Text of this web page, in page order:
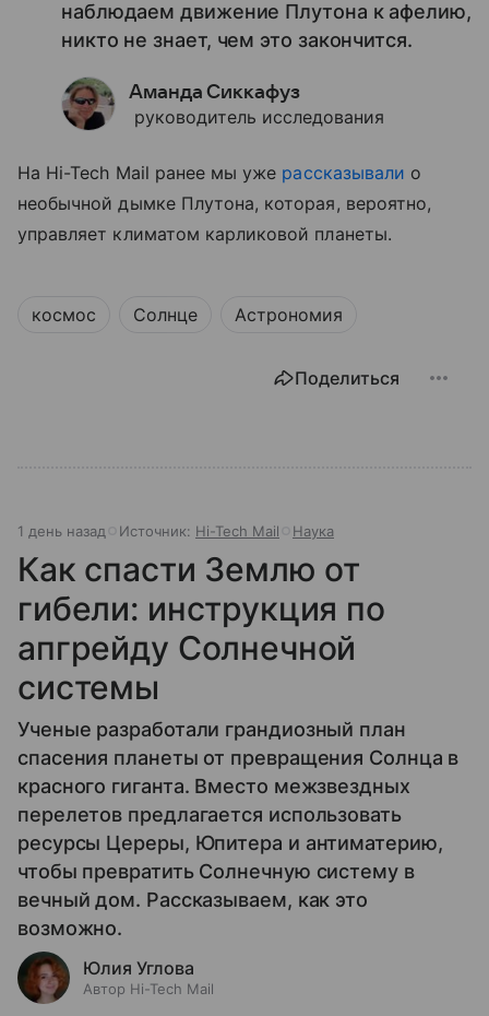
наблюдаем движение Плутона к афелию,
никто не знает, чем это закончится.
Аманда Сиккафуз
руководитель исследования
На Hi-Tech Mail ранее мы уже рассказывали о
необычной дымке Плутона, которая, вероятно,
управляет климатом карликовой планеты.
космос Солнце Астрономия
Поделиться
1 день назад Источник: Hi-Tech Mail Наука
Как спасти Землю от
гибели: инструкция по
апгрейду Солнечной
системы
Ученые разработали грандиозный план
спасения планеты от превращения Солнца в
красного гиганта. Вместо межзвездных
перелетов предлагается использовать
ресурсы Цереры, Юпитера и антиматерию,
чтобы превратить Солнечную систему в
вечный дом. Рассказываем, как это
возможно.
Юлия Углова
Автор Hi-Tech Mail